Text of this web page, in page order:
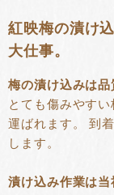
紅映梅の漬け
大仕事。
梅の漬け込みは品
とても傷みやす
運ばれます。 到
します。
漬け込み作業は